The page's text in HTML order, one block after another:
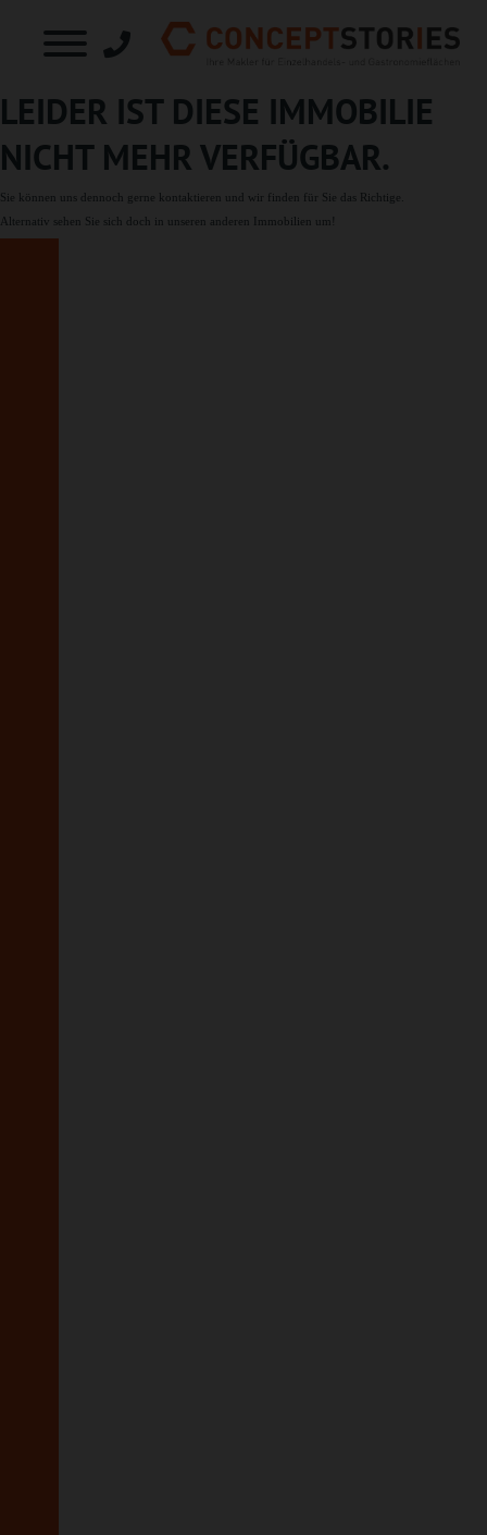
LEIDER IST DIESE IMMOBILIE
NICHT MEHR VERFÜGBAR.
Sie können uns dennoch gerne kontaktieren
und wir finden für Sie das Richtige.
Alternativ sehen Sie sich doch in unseren
anderen Immobilien um!